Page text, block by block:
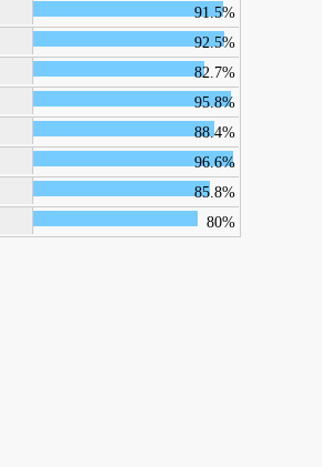
91.5%
92.5%
82.7%
95.8%
88.4%
96.6%
85.8%
80%